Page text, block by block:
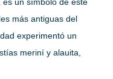
un símbolo de este
más antiguas del
experimentó un
meriní y alauita,